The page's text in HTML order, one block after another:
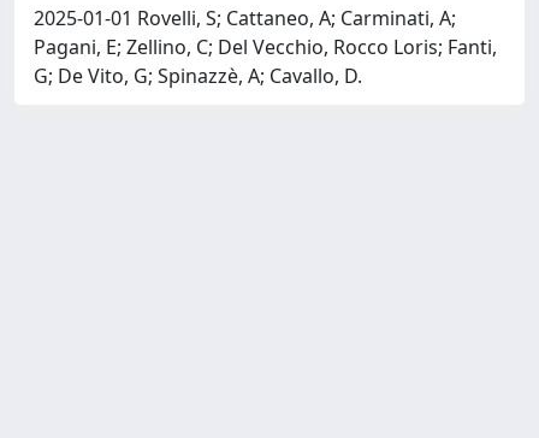
2025-01-01 Rovelli, S; Cattaneo, A; Carminati, A;
Pagani, E; Zellino, C; Del Vecchio, Rocco Loris; Fanti,
G; De Vito, G; Spinazzè, A; Cavallo, D.